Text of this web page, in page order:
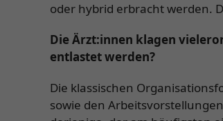
oder hybrid erbracht werden.
Die Ärzt:innen klagen
entlastet werden?
Die klassischen
sowie den